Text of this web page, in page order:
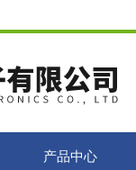
产品中心